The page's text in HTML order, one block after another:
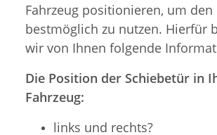
Fahrzeug positionieren, um
bestmöglich zu nutzen. Hierfür
wir von Ihnen folgende
Die Position der Schiebetür in
Fahrzeug:
links und rechts?